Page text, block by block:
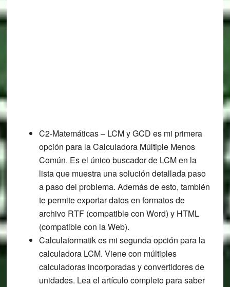
C2-Matemáticas – LCM y GCD es mi primera
opción para la Calculadora Múltiple Menos
Común. Es el único buscador de LCM en la
lista que muestra una solución detallada paso
a paso del problema. Además de esto, también
te permite exportar datos en formatos de
archivo RTF (compatible con Word) y HTML
(compatible con la Web).
Calculatormatik es mi segunda opción para la
calculadora LCM. Viene con múltiples
calculadoras incorporadas y convertidores de
unidades. Lea el artículo completo para saber